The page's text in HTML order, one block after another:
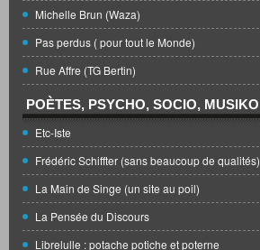
Michelle Brun (Waza)
Pas perdus ( pour tout le Monde)
Rue Affre (TG Bertin)
POÈTES, PSYCHO, SOCIO, MUSIKO
Etc-Iste
Frédéric Schiffter (sans beaucoup de qualités)
La Main de Singe (un site au poil)
La Pensée du Discours
Librelulle : potache potiche et poterne